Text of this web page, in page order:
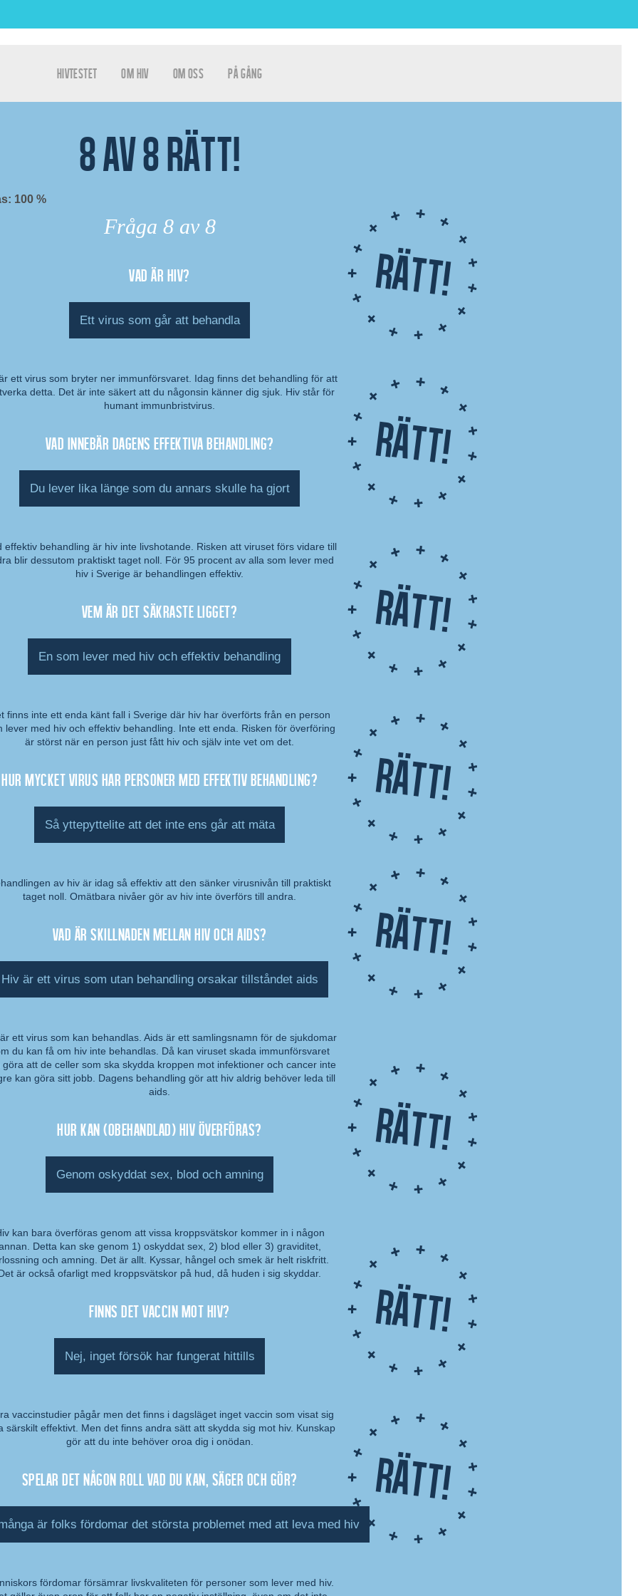
hivtestet Om HIV Om oss På gång
8av8rätt!
100 %
Fråga 8av 8
Rätt!
Vad är hiv?
Ett virus som går att behandla
ett virus som bryter ner immunförsvaret. Idag finns det behandling för att
detta. Det är inte säkert att du någonsin känner dig sjuk. Hiv står för
humant immunbristvirus.
Rätt!
Vad innebär dagens effektiva behandling?
Du lever lika länge som du annars skulle ha gjort
effektiv behandling är hiv inte livshotande. Risken att viruset förs vidare till
blir dessutom praktiskt taget noll. För 95 procent av alla som lever med
hiv i Sverige är behandlingen effektiv.
Rätt!
Vem är det säkraste ligget?
En som lever med hiv och effektiv behandling
finns inte ett enda känt fall i Sverige där hiv har överförts från en person
lever med hiv och effektiv behandling. Inte ett enda. Risken för överföring
är störst när en person just fått hiv och själv inte vet om det.
Rätt!
Hur mycket virus har personer med effektiv behandling?
Så yttepyttelite att det inte ens går att mäta
av hiv är idag så effektiv att den sänker virusnivån till praktiskt
taget noll. Omätbara nivåer gör av hiv inte överförs till andra.
Rätt!
Vad är skillnaden mellan hiv och aids?
Hiv är ett virus som utan behandling orsakar tillståndet aids
ett virus som kan behandlas. Aids är ett samlingsnamn för de sjukdomar
du kan få om hiv inte behandlas. Då kan viruset skada immunförsvaret
göra att de celler som ska skydda kroppen mot infektioner och cancer inte
kan göra sitt jobb. Dagens behandling gör att hiv aldrig behöver leda till
aids.
Rätt!
Hur kan (obehandlad) hiv överföras?
Genom oskyddat sex, blod och amning
kan bara överföras genom att vissa kroppsvätskor kommer in i någon
Detta kan ske genom 1) oskyddat sex, 2) blod eller 3) graviditet,
och amning. Det är allt. Kyssar, hångel och smek är helt riskfritt.
är också ofarligt med kroppsvätskor på hud, då huden i sig skyddar.
Rätt!
Finns det vaccin mot hiv?
Nej, inget försök har fungerat hittills
vaccinstudier pågår men det finns i dagsläget inget vaccin som visat sig
särskilt effektivt. Men det finns andra sätt att skydda sig mot hiv. Kunskap
gör att du inte behöver oroa dig i onödan.
Rätt!
Spelar det någon roll vad du kan, säger och gör?
är folks fördomar det största problemet med att leva med hiv
fördomar försämrar livskvaliteten för personer som lever med hiv.